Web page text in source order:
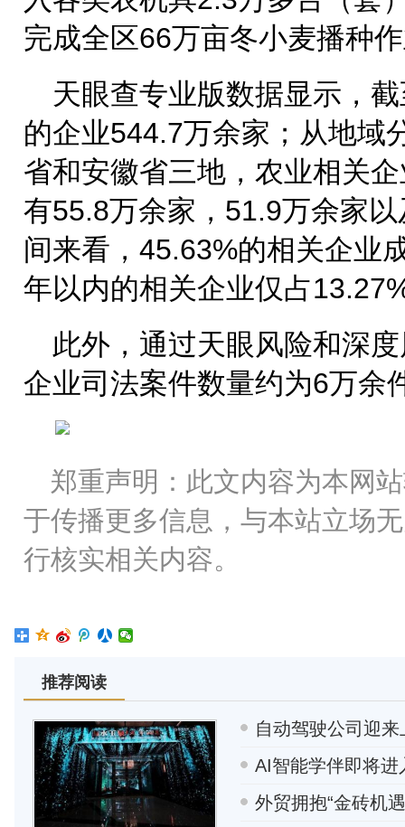
完成全区66万亩冬小麦播种
天眼查专业版数据显示，
的企业544.7万余家；从地域
省和安徽省三地，农业相关
有55.8万余家，51.9万余家
间来看，45.63%的相关企业
年以内的相关企业仅占
此外，通过天眼风险和深
企业司法案件数量约为6万余
郑重声明：此文内容为本网
于传播更多信息，与本站立场
行核实相关内容。
推荐阅读
自动驾驶公司迎
AI智能学伴即将进
外贸拥抱“金砖机